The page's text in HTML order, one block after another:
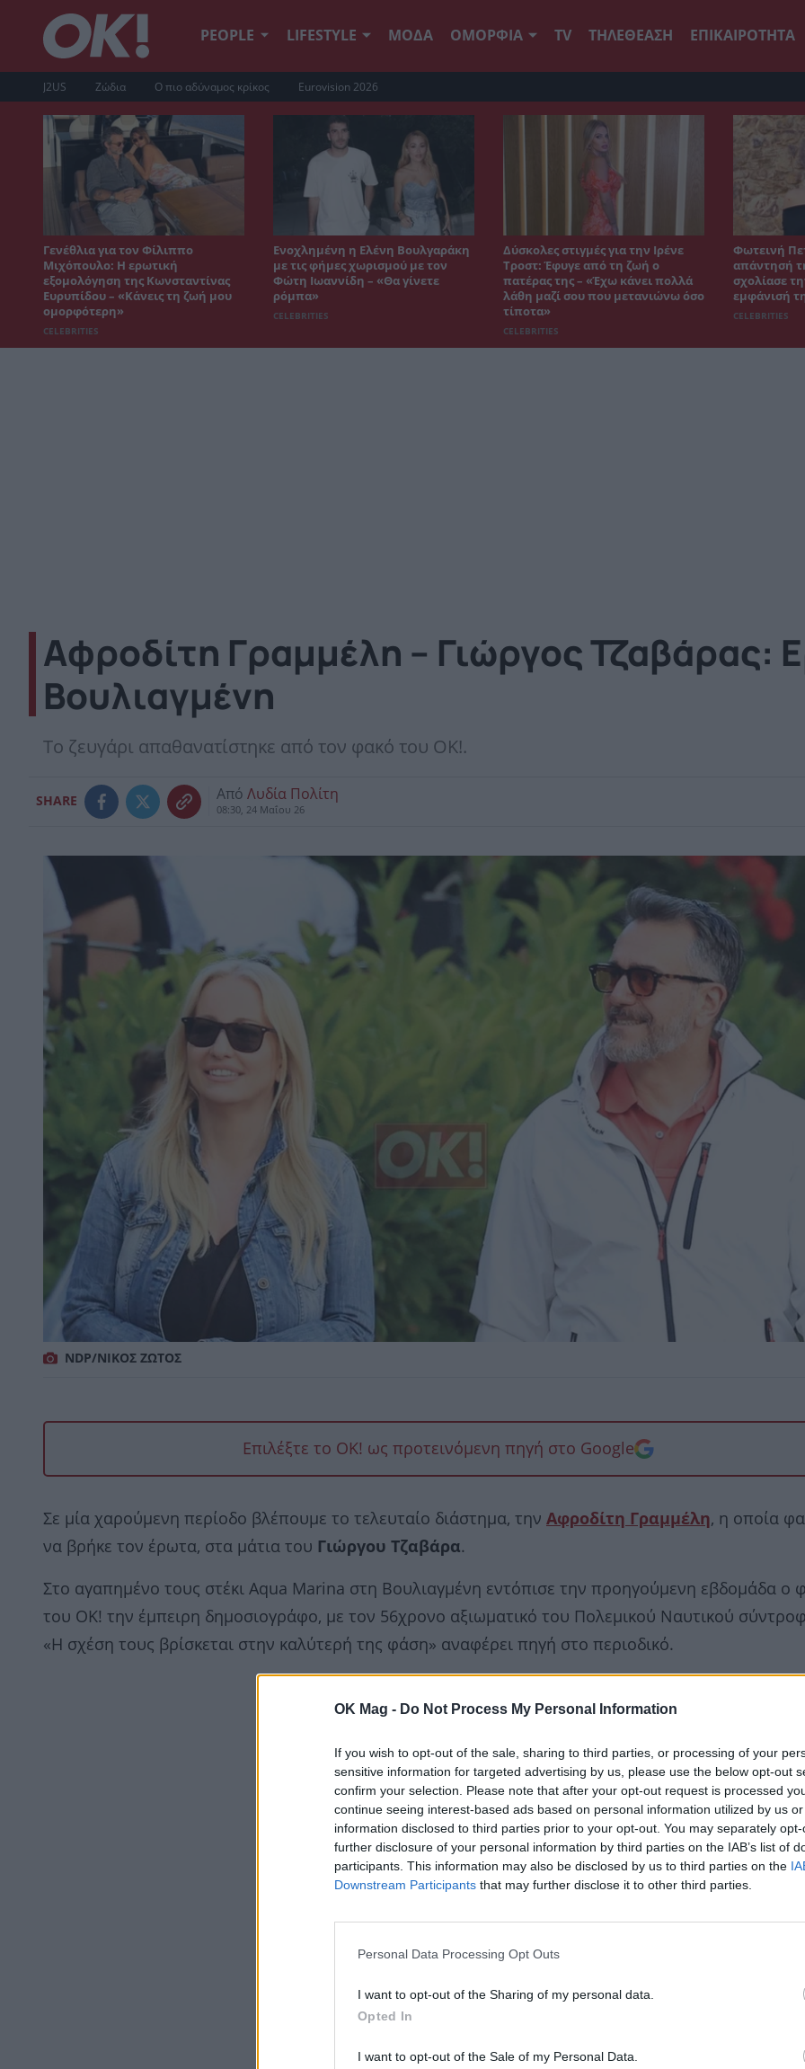
OK Mag - Do Not Process My Personal Information
If you wish to opt-out of the sale, sharing to third parties, or processing of your
sensitive information for targeted advertising by us, please use the below opt-out
confirm your selection. Please note that after your opt-out request is processed
continue seeing interest-based ads based on personal information utilized by us
information disclosed to third parties prior to your opt-out. You may separately
further disclosure of your personal information by third parties on the IAB’s list of
participants. This information may also be disclosed by us to third parties on the
Downstream Participants that may further disclose it to other third parties.
Personal Data Processing Opt Outs
I want to opt-out of the Sharing of my personal data.
Opted In
I want to opt-out of the Sale of my Personal Data.
PEOPLE LIFESTYLE ΜΟΔΑ ΟΜΟΡΦΙΑ TV ΤΗΛΕΘΕΑΣΗ ΕΠΙΚΑΙΡΟΤΗΤΑ
J2US Ζώδια Ο πιο αδύναμος κρίκος Eurovision 2026
Γενέθλια για τον Φίλιππο
Μιχόπουλο: Η ερωτική
εξομολόγηση της Κωνσταντίνας
Ευρυπίδου – «Κάνεις τη ζωή μου
ομορφότερη»
CELEBRITIES
Ενοχλημένη η Ελένη Βουλγαράκη
με τις φήμες χωρισμού με τον
Φώτη Ιωαννίδη – «Θα γίνετε
ρόμπα»
CELEBRITIES
Δύσκολες στιγμές για την Ιρένε
Τροστ: Έφυγε από τη ζωή ο
πατέρας της – «Έχω κάνει πολλά
λάθη μαζί σου που μετανιώνω όσο
τίποτα»
CELEBRITIES
Φωτεινή
απάντησή
σχολίασε
εμφάνισή
CELEBRITIES
Αφροδίτη Γραμμέλη – Γιώργος Τζαβάρας:
Βουλιαγμένη
Το ζευγάρι απαθανατίστηκε από τον φακό του ΟΚ!.
SHARE Από Λυδία Πολίτη
08:30, 24 Μαΐου 26
NDP/ΝΙΚΟΣ ΖΩΤΟΣ
Επιλέξτε το OK! ως προτεινόμενη πηγή στο Google
Σε μία χαρούμενη περίοδο βλέπουμε το τελευταίο διάστημα, την Αφροδίτη Γραμμέλη, η οποία
να βρήκε τον έρωτα, στα μάτια του Γιώργου Τζαβάρα.
Στο αγαπημένο τους στέκι Aqua Marina στη Βουλιαγμένη εντόπισε την προηγούμενη εβδομάδα ο
του ΟΚ! την έμπειρη δημοσιογράφο, με τον 56χρονο αξιωματικό του Πολεμικού Ναυτικού
«Η σχέση τους βρίσκεται στην καλύτερή της φάση» αναφέρει πηγή στο περιοδικό.